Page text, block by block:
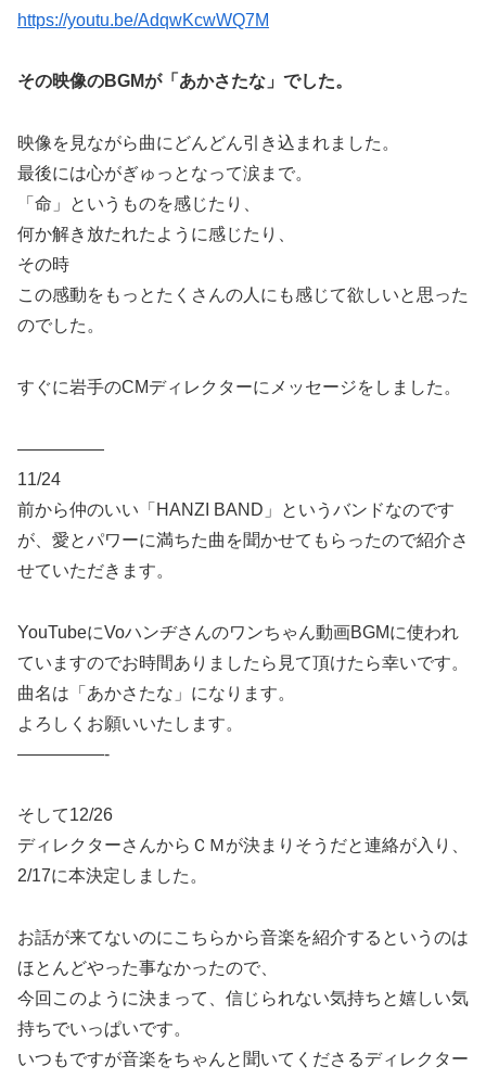
https://youtu.be/AdqwKcwWQ7M
その映像のBGMが「あかさたな」でした。
映像を見ながら曲にどんどん引き込まれました。
最後には心がぎゅっとなって涙まで。
「命」というものを感じたり、
何か解き放たれたように感じたり、
その時
この感動をもっとたくさんの人にも感じて欲しいと思った
のでした。
すぐに岩手のCMディレクターにメッセージをしました。
—————
11/24
前から仲のいい「HANZI BAND」というバンドなのです
が、愛とパワーに満ちた曲を聞かせてもらったので紹介さ
せていただきます。
YouTubeにVoハンヂさんのワンちゃん動画BGMに使われ
ていますのでお時間ありましたら見て頂けたら幸いです。
曲名は「あかさたな」になります。
よろしくお願いいたします。
—————-
そして12/26
ディレクターさんからＣＭが決まりそうだと連絡が入り、
2/17に本決定しました。
お話が来てないのにこちらから音楽を紹介するというのは
ほとんどやった事なかったので、
今回このように決まって、信じられない気持ちと嬉しい気
持ちでいっぱいです。
いつもですが音楽をちゃんと聞いてくださるディレクター